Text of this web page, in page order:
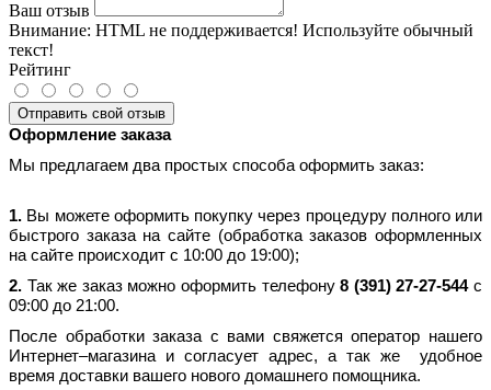
Ваш отзыв
Внимание: HTML не поддерживается! Используйте обычный
текст!
Рейтинг
Отправить свой отзыв
Оформление заказа
Мы предлагаем два простых способа оформить заказ:
1. Вы можете оформить покупку через процедуру полного или
быстрого заказа на сайте (обработка заказов оформленных
на сайте происходит с 10:00 до 19:00);
2. Так же заказ можно оформить телефону8 (391) 27-27-544с
09:00 до 21:00.
После обработки заказа с вами свяжется оператор нашего
Интернет–магазина и согласует адрес, а так же удобное
время доставки вашего нового домашнего помощника.